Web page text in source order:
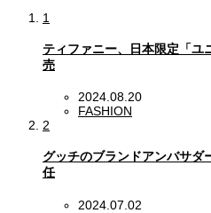
1
ティファニー、日本限定「ユ
売
2024.08.20
FASHION
2
グッチのブランドアンバサダ
任
2024.07.02